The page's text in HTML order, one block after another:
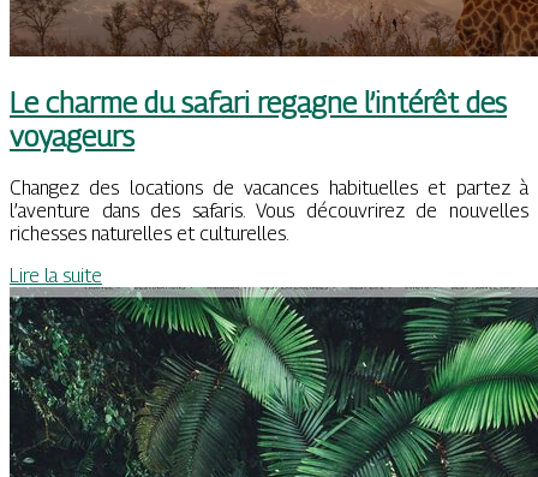
Le charme du safari regagne l’intérêt des
voyageurs
Changez des locations de vacances habituelles et partez à
l’aventure dans des safaris. Vous découvrirez de nouvelles
richesses naturelles et culturelles.
Lire la suite